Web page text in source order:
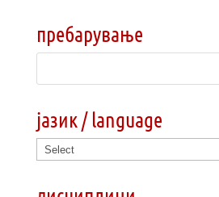
пребарување
јазик / language